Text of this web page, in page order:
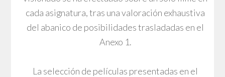
cada asignatura, tras una valoración exhaustiva
del abanico de posibilidades trasladadas en el
Anexo 1.
La selección de películas presentadas en el